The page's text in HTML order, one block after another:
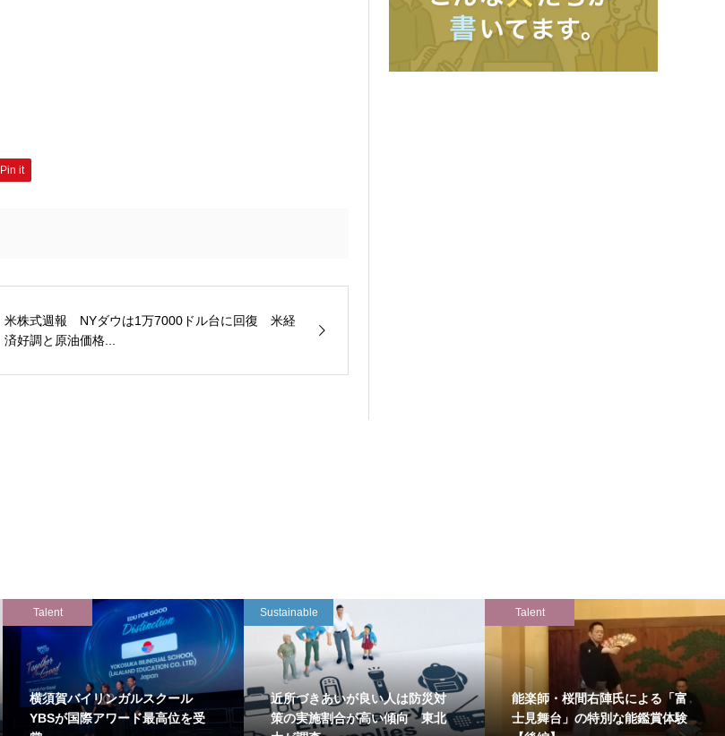
Pin it
米株式週報 NYダウは1万7000ドル台に回復 米経
済好調と原油価格...
Talent
横須賀バイリンガルスクール
YBSが国際アワード最高位を受
Sustainable
近所づきあいが良い人は防災対
策の実施割合が高い傾向 東北
Talent
能楽師・桜間右陣氏による「富
士見舞台」の特別な能鑑賞体験